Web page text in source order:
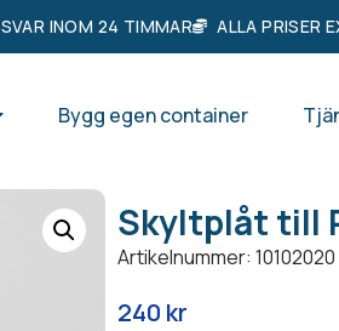
SVAR INOM 24 TIMMAR ALLA PRISER
Bygg egen container
Skyltplåt till
Artikelnummer: 10102020
240 kr